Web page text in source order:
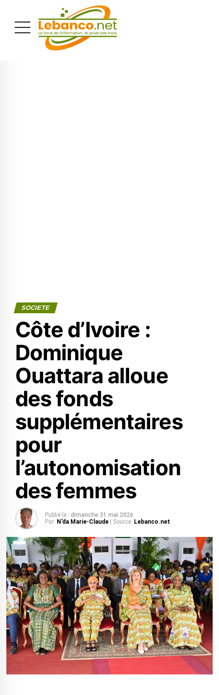
SOCIETE
Côte d’Ivoire :
Dominique
Ouattara alloue
des fonds
supplémentaires
pour
l’autonomisation
des femmes
Publié le : dimanche 31 mai 2026
Par: N’da Marie-Claude | Source: Lebanco.net